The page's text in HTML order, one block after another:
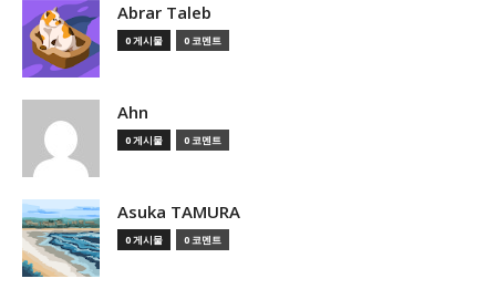
Abrar Taleb
0 게시물 0 코멘트
Ahn
0 게시물 0 코멘트
Asuka TAMURA
0 게시물 0 코멘트